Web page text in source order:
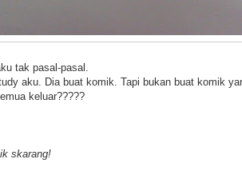
tak pasal-pasal.
aku. Dia buat komik. Tapi bukan buat komik
keluar?????
skarang!